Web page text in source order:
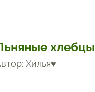
хлебцы
Хилья♥